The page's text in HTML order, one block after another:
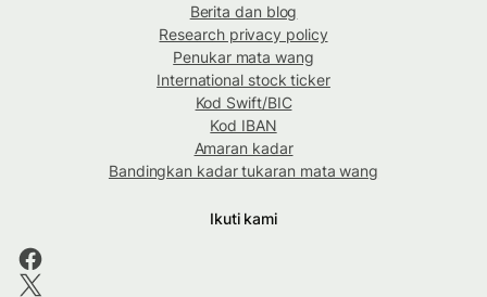
Berita dan blog
Research privacy policy
Penukar mata wang
International stock ticker
Kod Swift/BIC
Kod IBAN
Amaran kadar
Bandingkan kadar tukaran mata wang
Ikuti kami